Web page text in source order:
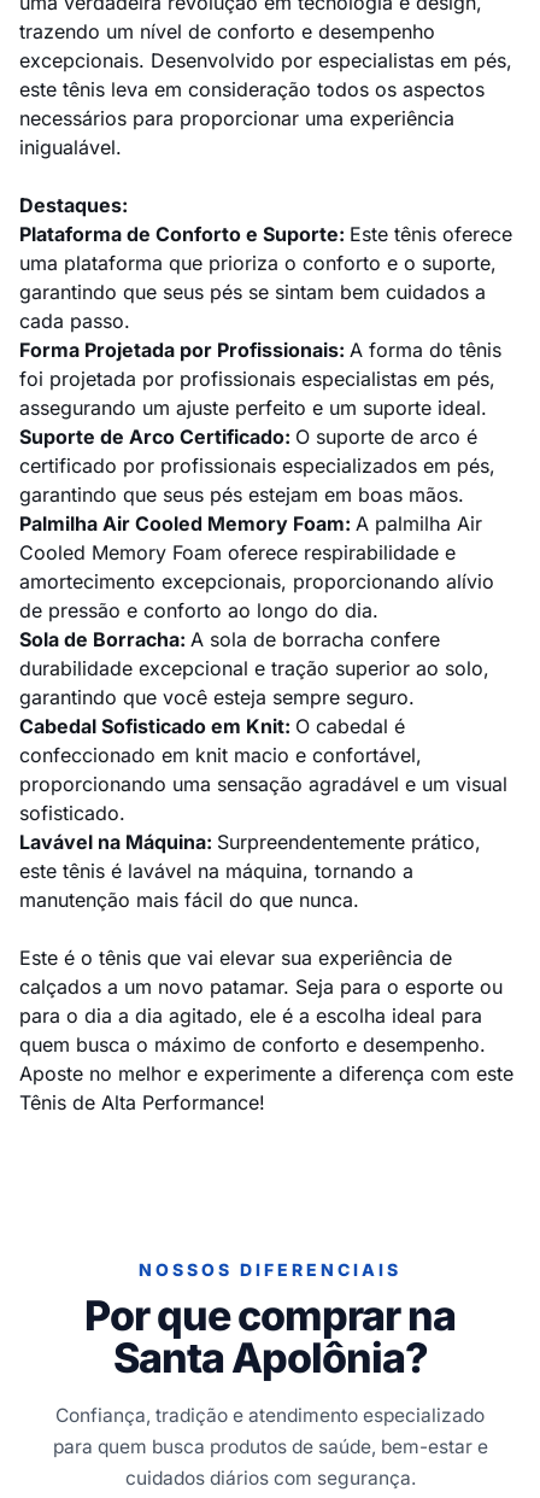
trazendo um nível de conforto e desempenho
excepcionais. Desenvolvido por especialistas em pés,
este tênis leva em consideração todos os aspectos
necessários para proporcionar uma experiência
inigualável.
Destaques:
Plataforma de Conforto e Suporte: Este tênis oferece
uma plataforma que prioriza o conforto e o suporte,
garantindo que seus pés se sintam bem cuidados a
cada passo.
Forma Projetada por Profissionais: A forma do tênis
foi projetada por profissionais especialistas em pés,
assegurando um ajuste perfeito e um suporte ideal.
Suporte de Arco Certificado: O suporte de arco é
certificado por profissionais especializados em pés,
garantindo que seus pés estejam em boas mãos.
Palmilha Air Cooled Memory Foam: A palmilha Air
Cooled Memory Foam oferece respirabilidade e
amortecimento excepcionais, proporcionando alívio
de pressão e conforto ao longo do dia.
Sola de Borracha: A sola de borracha confere
durabilidade excepcional e tração superior ao solo,
garantindo que você esteja sempre seguro.
Cabedal Sofisticado em Knit: O cabedal é
confeccionado em knit macio e confortável,
proporcionando uma sensação agradável e um visual
sofisticado.
Lavável na Máquina: Surpreendentemente prático,
este tênis é lavável na máquina, tornando a
manutenção mais fácil do que nunca.
Este é o tênis que vai elevar sua experiência de
calçados a um novo patamar. Seja para o esporte ou
para o dia a dia agitado, ele é a escolha ideal para
quem busca o máximo de conforto e desempenho.
Aposte no melhor e experimente a diferença com este
Tênis de Alta Performance!
NOSSOS DIFERENCIAIS
Por que comprar na
Santa Apolônia?
Confiança, tradição e atendimento especializado
para quem busca produtos de saúde, bem-estar e
cuidados diários com segurança.